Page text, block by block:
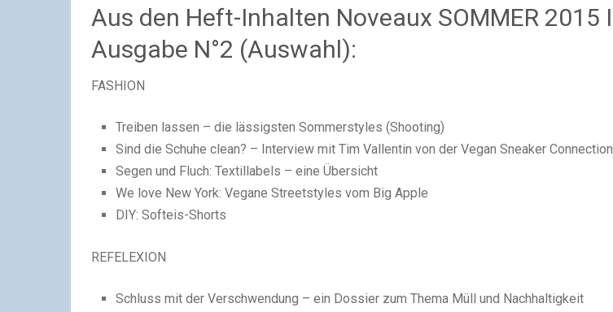
Aus den Heft-Inhalten Noveaux SOMMER 2015 I
Ausgabe N°2 (Auswahl):
FASHION
Treiben lassen – die lässigsten Sommerstyles (Shooting)
Sind die Schuhe clean? – Interview mit Tim Vallentin von der Vegan Sneaker Connection
Segen und Fluch: Textillabels – eine Übersicht
We love New York: Vegane Streetstyles vom Big Apple
DIY: Softeis-Shorts
REFELEXION
Schluss mit der Verschwendung – ein Dossier zum Thema Müll und Nachhaltigkeit